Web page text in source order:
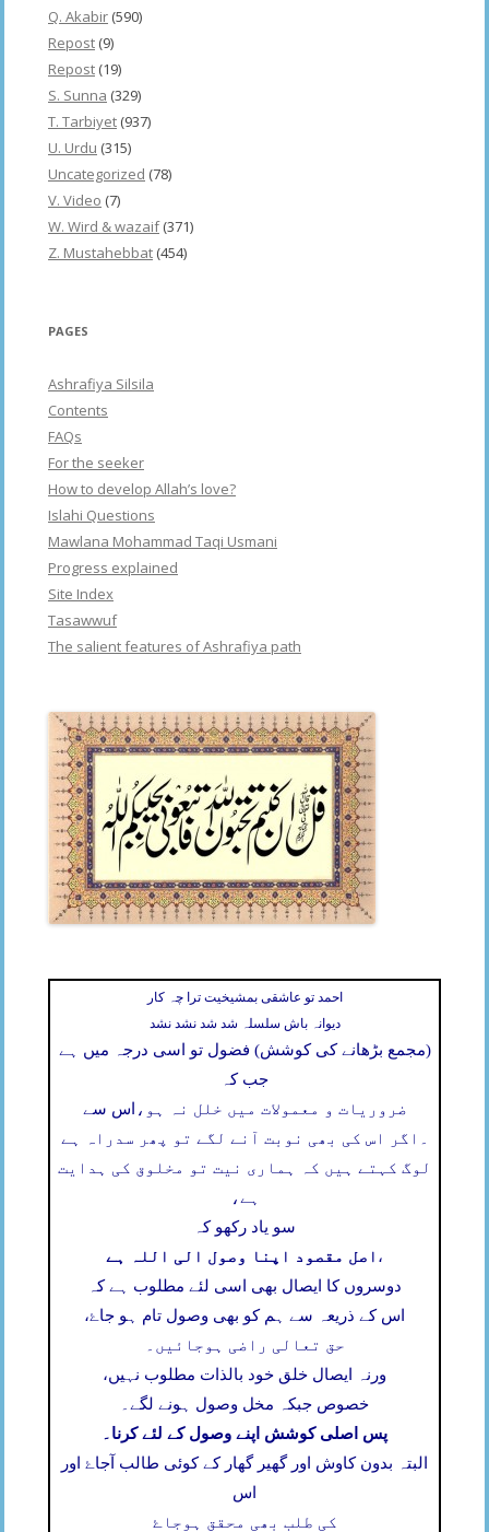
Q. Akabir (590)
Repost (9)
Repost (19)
S. Sunna (329)
T. Tarbiyet (937)
U. Urdu (315)
Uncategorized (78)
V. Video (7)
W. Wird & wazaif(371)
Z. Mustahebbat (454)
PAGES
Ashrafiya Silsila
Contents
FAQs
For the seeker
How to develop Allah’s love?
Islahi Questions
Mawlana Mohammad Taqi Usmani
Progress explained
Site Index
Tasawwuf
The salient features of Ashrafiya path
احمد تو عاشقی بمشیخیت ترا چہ کار
دیوانہ باش سلسلہ شد شد نشد نشد
(مجمع بڑھانے کی کوشش) فضول تو اسی درجہ میں ہے
جب کہ
اس سے ضروریات و معمولات میں خلل نہ ہو،
اگر اس کی بھی نوبت آنے لگے تو پھر سدراہ ہے
لوگ کہتے ہیں کہ ہماری نیت تو مخلوق کی ہدایت
ہے،
سو یاد رکھو کہ
اصل مقصود اپنا وصول الی اللہ ہے ،
دوسروں کا ایصال بھی اسی لئے مطلوب ہے کہ
اس کے ذریعہ سے ہم کو بھی وصول تام ہو جاۓ،
حق تعالی راضی ہوجائیں۔
ورنہ ایصال خلق خود بالذات مطلوب نہیں،
خصوص جبکہ مخل وصول ہونے لگے۔
پس اصلی کوشش اپنے وصول کے لئے کرنا۔
البتہ بدون کاوش اور گھیر گھار کے کوئی طالب آجاۓ اور
اس
کی طلب بھی محقق ہوجاۓ